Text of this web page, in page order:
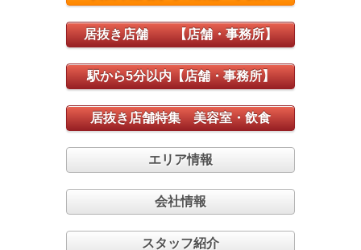
居抜き店舗 【店舗・事務所】
駅から5分以内【店舗・事務所】
居抜き店舗特集 美容室・飲食
エリア情報
会社情報
スタッフ紹介